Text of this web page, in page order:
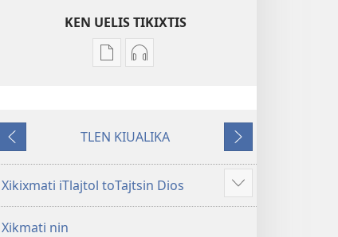
KEN UELIS TIKIXTIS
Xikinkixti
Dios.
del
Nuevo
Xikkixti
Dios.
del
Nuevo
Kanin
otikatka
TLEN KIUALIKA
Okse
Xikixmati iTlajtol toTajtsin Dios
Ma
mota
Xikmati nin